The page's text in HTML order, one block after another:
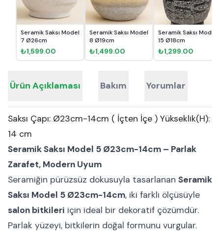
Seramik Saksı Model
7 Ø26cm
₺1,599.00
Seramik Saksı Model
8 Ø19cm
₺1,499.00
Seramik Saksı Model
15 Ø18cm
₺1,299.00
Ürün Açıklaması Bakım Yorumlar
Saksı Çapı: Ø23cm-14cm ( İçten İçe ) Yükseklik(H):
14 cm
Seramik Saksı Model 5 Ø23cm-14cm – Parlak
Zarafet, Modern Uyum
Seramiğin pürüzsüz dokusuyla tasarlanan Seramik
Saksı Model 5 Ø23cm-14cm, iki farklı ölçüsüyle
salon bitkileri için ideal bir dekoratif çözümdür.
Parlak yüzeyi, bitkilerin doğal formunu vurgular.